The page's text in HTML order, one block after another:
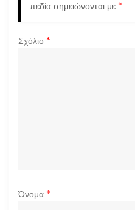
πεδία σημειώνονται με *
Σχόλιο *
Όνομα *